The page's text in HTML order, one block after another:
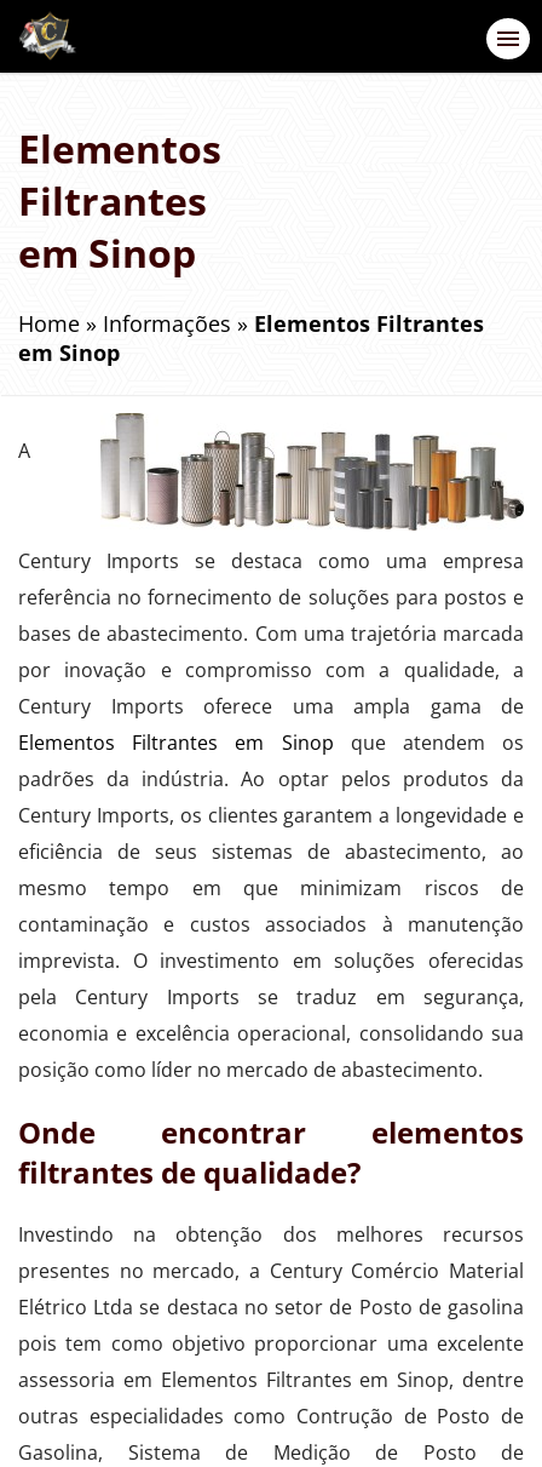
Elementos
Filtrantes
em Sinop
Home » Informações » Elementos Filtrantes
em Sinop
A
Century Imports se destaca como uma empresa
referência no fornecimento de soluções para postos e
bases de abastecimento. Com uma trajetória marcada
por inovação e compromisso com a qualidade, a
Century Imports oferece uma ampla gama de
Elementos Filtrantes em Sinop que atendem os
padrões da indústria. Ao optar pelos produtos da
Century Imports, os clientes garantem a longevidade e
eficiência de seus sistemas de abastecimento, ao
mesmo tempo em que minimizam riscos de
contaminação e custos associados à manutenção
imprevista. O investimento em soluções oferecidas
pela Century Imports se traduz em segurança,
economia e excelência operacional, consolidando sua
posição como líder no mercado de abastecimento.
Onde encontrar elementos
filtrantes de qualidade?
Investindo na obtenção dos melhores recursos
presentes no mercado, a Century Comércio Material
Elétrico Ltda se destaca no setor de Posto de gasolina
pois tem como objetivo proporcionar uma excelente
assessoria em Elementos Filtrantes em Sinop, dentre
outras especialidades como Contrução de Posto de
Gasolina, Sistema de Medição de Posto de